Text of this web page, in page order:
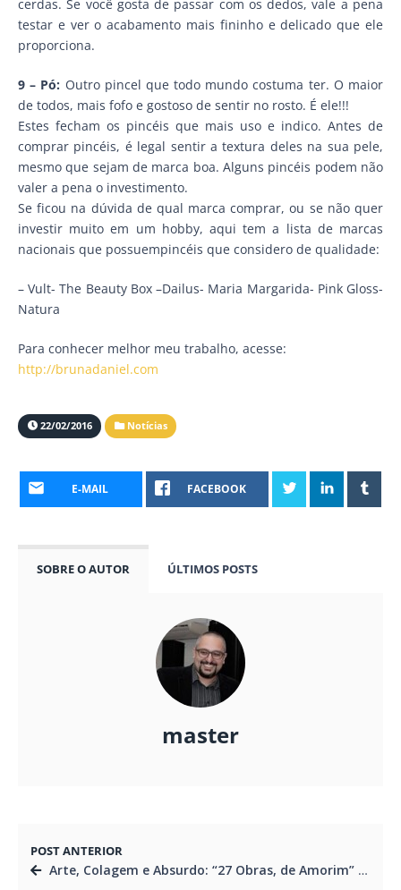
cerdas. Se você gosta de passar com os dedos, vale a pena
testar e ver o acabamento mais fininho e delicado que ele
proporciona.
9 – Pó: Outro pincel que todo mundo costuma ter. O maior
de todos, mais fofo e gostoso de sentir no rosto. É ele!!!
Estes fecham os pincéis que mais uso e indico. Antes de
comprar pincéis, é legal sentir a textura deles na sua pele,
mesmo que sejam de marca boa. Alguns pincéis podem não
valer a pena o investimento.
Se ficou na dúvida de qual marca comprar, ou se não quer
investir muito em um hobby, aqui tem a lista de marcas
nacionais que possuempincéis que considero de qualidade:
– Vult- The Beauty Box –Dailus- Maria Margarida- Pink Gloss-
Natura
Para conhecer melhor meu trabalho, acesse:
http://brunadaniel.com
22/02/2016 Notícias
E-MAIL FACEBOOK
SOBRE O AUTOR ÚLTIMOS POSTS
master
POST ANTERIOR
Arte, Colagem e Absurdo: “27 Obras, de Amorim” no atelier da soma